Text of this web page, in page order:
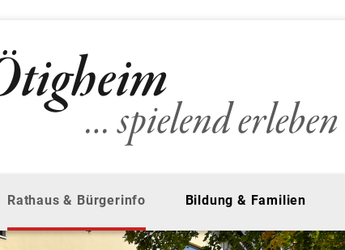
Rathaus & Bürgerinfo Bildung & Familien